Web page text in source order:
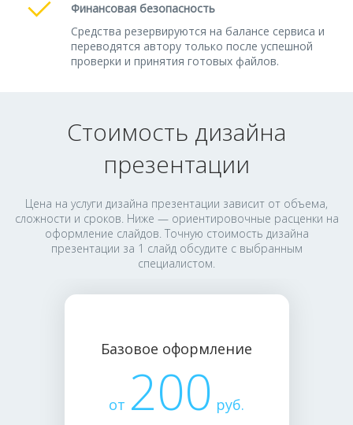
Финансовая безопасность
Средства резервируются на балансе сервиса и
переводятся автору только после успешной
проверки и принятия готовых файлов.
Стоимость дизайна
презентации
Цена на услуги дизайна презентации зависит от объема,
сложности и сроков. Ниже — ориентировочные расценки на
оформление слайдов. Точную стоимость дизайна
презентации за 1 слайд обсудите с выбранным
специалистом.
Базовое оформление
от 200 руб.